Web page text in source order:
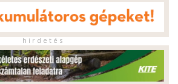
h i r d e t é s